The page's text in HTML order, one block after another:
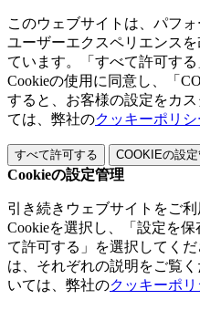
このウェブサイトは、パフ
ユーザーエクスペリエンス
ています。「すべて許可す
Cookieの使用に同意し、「
すると、お客様の設定をカ
ては、弊社のクッキーポリシ
すべて許可する COOKIEの設定
Cookieの設定管理
引き続きウェブサイトをご
Cookieを選択し、「設定を
て許可する」を選択してく
は、それぞれの説明をご覧
いては、弊社のクッキーポリ